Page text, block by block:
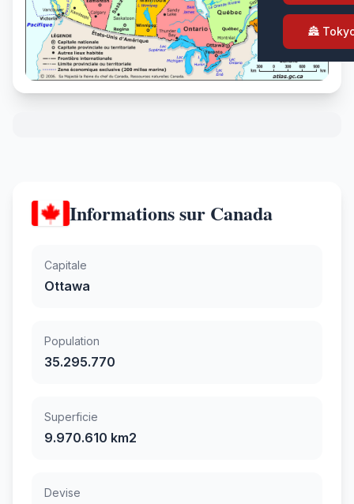
🏯
Informations sur Canada
Capitale
Ottawa
Population
35.295.770
Superficie
9.970.610 km2
Devise